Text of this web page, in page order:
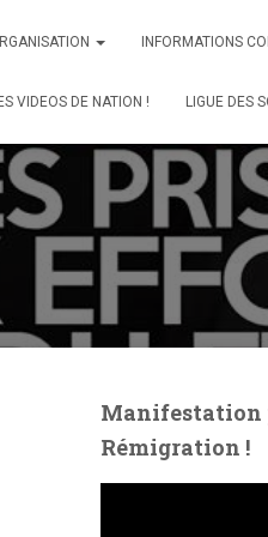
INFORMATIONS
VIDEOS DE NATION ! LIGUE DES
Manifestation
Rémigration !